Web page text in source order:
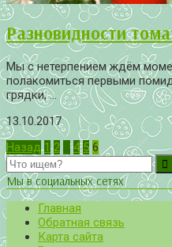
Разновидности
Мы с нетерпением ждём
полакомиться первыми
грядки, ...
13.10.2017
Пагинация
записей
Назад 1 2 … 4 5 6
Мы в социальных сетях
Главная
Обратная связь
Карта сайта